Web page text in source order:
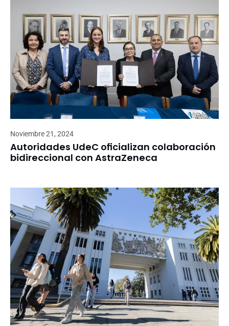
Noviembre 21, 2024
Autoridades UdeC oficializan colaboración
bidireccional con AstraZeneca